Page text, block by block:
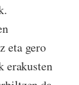
eta gero
erakusten